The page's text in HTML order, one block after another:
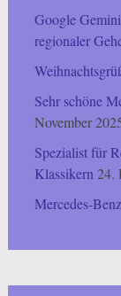
Google
regionaler
Sehr schöne
November
Spezialist für
Klassikern 24.
Mercedes-